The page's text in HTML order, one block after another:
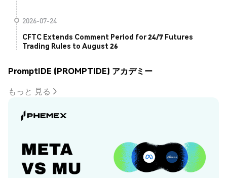
2026-07-24
CFTC Extends Comment Period for 24/7 Futures
Trading Rules to August 26
PromptIDE (PROMPTIDE) アカデミー
もっと 見る